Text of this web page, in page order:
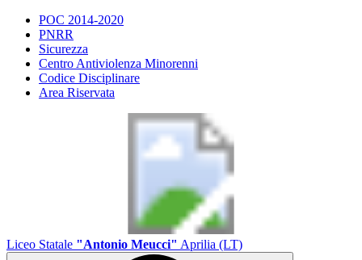
POC 2014-2020
PNRR
Sicurezza
Centro Antiviolenza Minorenni
Codice Disciplinare
Area Riservata
Liceo Statale "Antonio Meucci" Aprilia (LT)